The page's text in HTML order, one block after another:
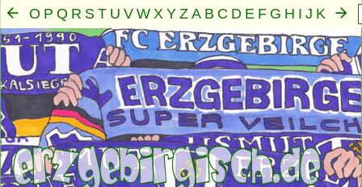
O P Q R S T U V W X Y Z A B C D E F G H I J K
L M N
Mensch · Seele ·Geist· Familie·Gemeinschaft·